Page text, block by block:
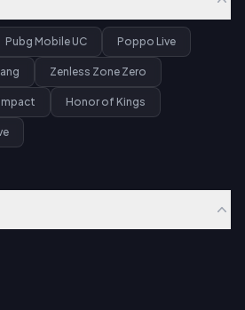
Pubg Mobile UC Poppo Live
Zenless Zone Zero
Honor of Kings